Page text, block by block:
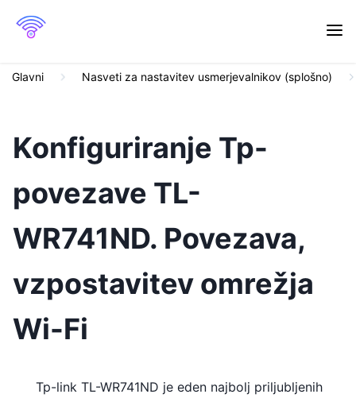
Glavni Nasveti za nastavitev usmerjevalnikov (splošno)
Konfiguriranje Tp-
povezave TL-
WR741ND. Povezava,
vzpostavitev omrežja
Wi-Fi
Tp-link TL-WR741ND je eden najbolj priljubljenih